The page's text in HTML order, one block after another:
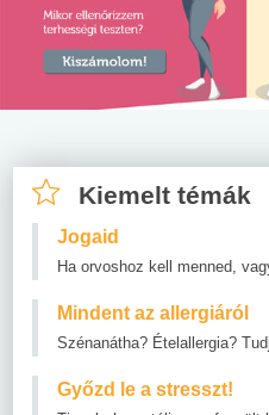
Kiemelt témák
Jogaid
Ha orvoshoz kell menned,
Mindent az allergiáról
Szénanátha? Ételallergia?
Győzd le a stresszt!